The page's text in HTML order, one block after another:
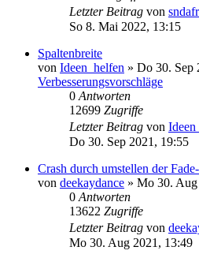
Letzter Beitrag von
So 8. Mai 2022, 13:15
Spaltenbreite
von Ideen_helfen » Do 30. Sep
Verbesserungsvorschläge
0 Antworten
12699 Zugriffe
Letzter Beitrag von
Do 30. Sep 2021, 19:55
Crash durch umstellen der
von deekaydance » Mo 30.
0 Antworten
13622 Zugriffe
Letzter Beitrag von
Mo 30. Aug 2021, 13:49